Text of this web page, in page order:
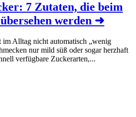
7 Zutaten, die beim
werden ➜
im Alltag nicht automatisch „wenig
nur mild süß oder sogar herzhaft
verfügbare Zuckerarten,...